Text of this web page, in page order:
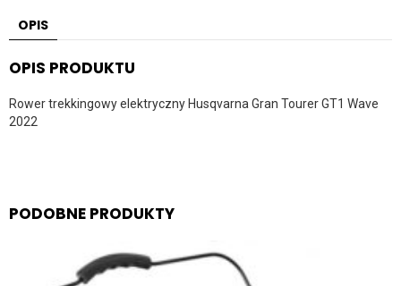
OPIS
OPIS PRODUKTU
Rower trekkingowy elektryczny Husqvarna Gran Tourer GT1 Wave
2022
PODOBNE PRODUKTY